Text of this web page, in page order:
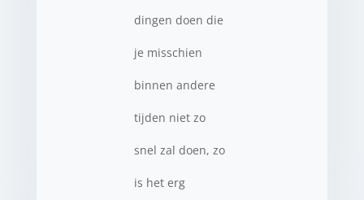
dingen doen die
je misschien
binnen andere
tijden niet zo
snel zal doen, zo
is het erg